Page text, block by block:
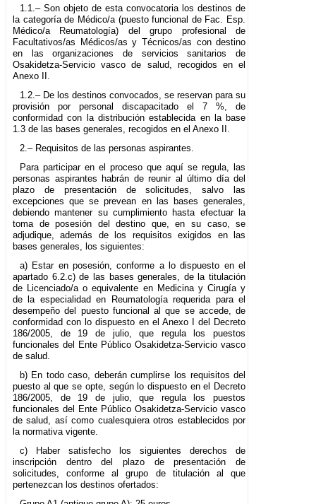
1.1.– Son objeto de esta convocatoria los destinos de
la categoría de Médico/a (puesto funcional de Fac. Esp.
Médico/a Reumatología) del grupo profesional de
Facultativos/as Médicos/as y Técnicos/as con destino
en las organizaciones de servicios sanitarios de
Osakidetza-Servicio vasco de salud, recogidos en el
Anexo II.
1.2.– De los destinos convocados, se reservan para su
provisión por personal discapacitado el 7 %, de
conformidad con la distribución establecida en la base
1.3 de las bases generales, recogidos en el Anexo II.
2.– Requisitos de las personas aspirantes.
Para participar en el proceso que aquí se regula, las
personas aspirantes habrán de reunir al último día del
plazo de presentación de solicitudes, salvo las
excepciones que se prevean en las bases generales,
debiendo mantener su cumplimiento hasta efectuar la
toma de posesión del destino que, en su caso, se
adjudique, además de los requisitos exigidos en las
bases generales, los siguientes:
a) Estar en posesión, conforme a lo dispuesto en el
apartado 6.2.c) de las bases generales, de la titulación
de Licenciado/a o equivalente en Medicina y Cirugía y
de la especialidad en Reumatología requerida para el
desempeño del puesto funcional al que se accede, de
conformidad con lo dispuesto en el Anexo I del Decreto
186/2005, de 19 de julio, que regula los puestos
funcionales del Ente Público Osakidetza-Servicio vasco
de salud.
b) En todo caso, deberán cumplirse los requisitos del
puesto al que se opte, según lo dispuesto en el Decreto
186/2005, de 19 de julio, que regula los puestos
funcionales del Ente Público Osakidetza-Servicio vasco
de salud, así como cualesquiera otros establecidos por
la normativa vigente.
c) Haber satisfecho los siguientes derechos de
inscripción dentro del plazo de presentación de
solicitudes, conforme al grupo de titulación al que
pertenezcan los destinos ofertados: